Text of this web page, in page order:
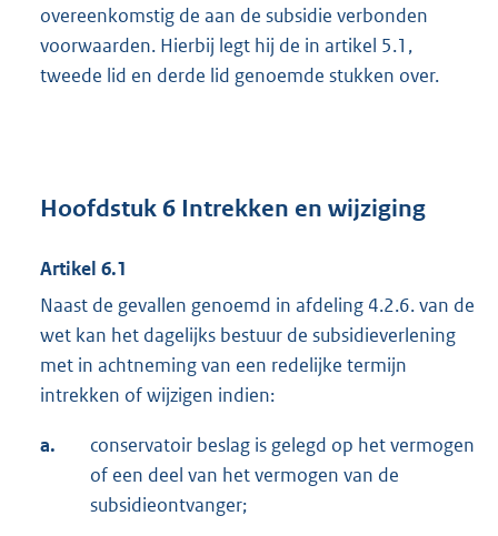
overeenkomstig de aan de subsidie verbonden
voorwaarden. Hierbij legt hij de in artikel 5.1,
tweede lid en derde lid genoemde stukken over.
Hoofdstuk 6 Intrekken en wijziging
Artikel 6.1
Naast de gevallen genoemd in afdeling 4.2.6. van de
wet kan het dagelijks bestuur de subsidieverlening
met in achtneming van een redelijke termijn
intrekken of wijzigen indien:
a.
conservatoir beslag is gelegd op het vermogen
of een deel van het vermogen van de
subsidieontvanger;